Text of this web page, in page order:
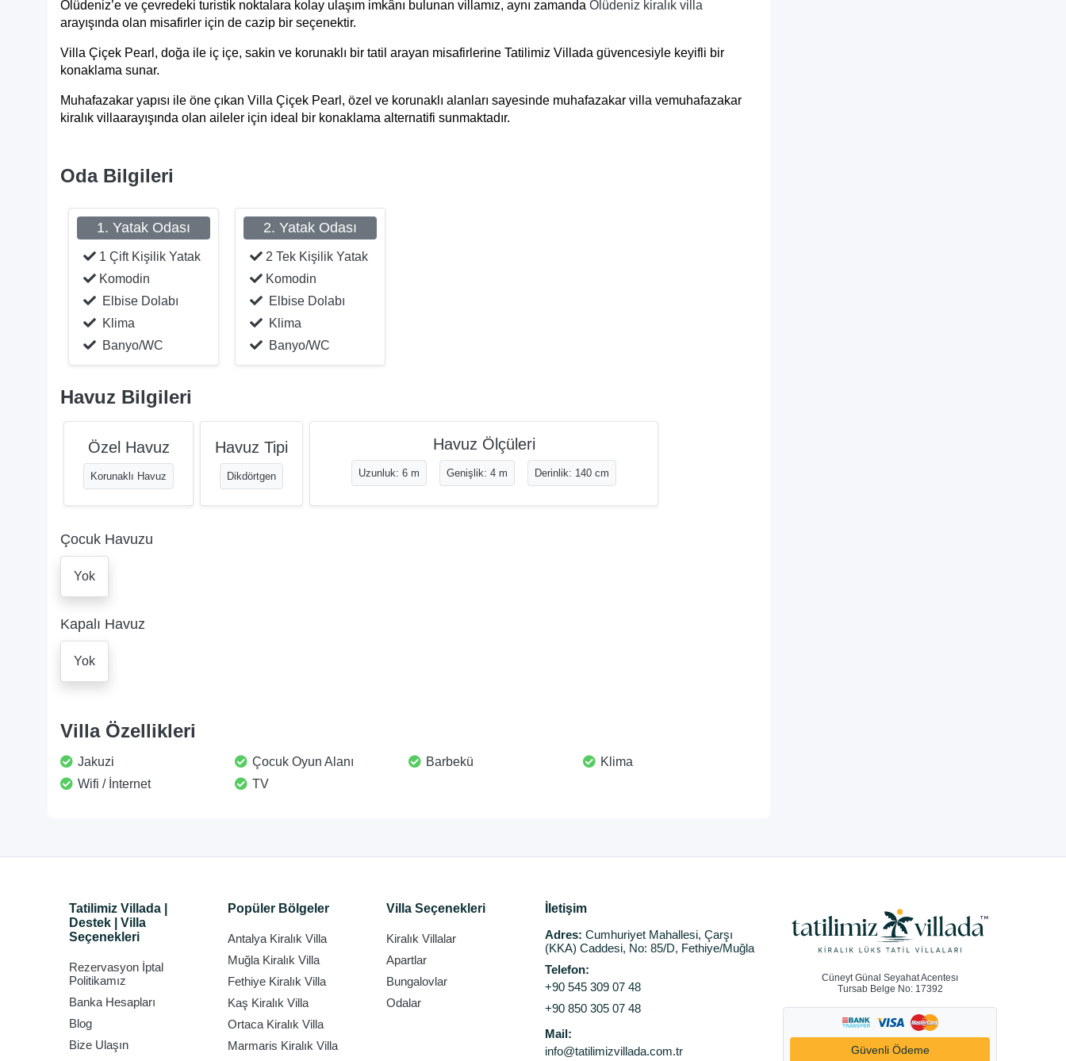
Ölüdeniz’e ve çevredeki turistik noktalara kolay ulaşım imkânı bulunan villamız, aynı zamanda Ölüdeniz kiralık villa
arayışında olan misafirler için de cazip bir seçenektir.
Villa Çiçek Pearl, doğa ile iç içe, sakin ve korunaklı bir tatil arayan misafirlerine Tatilimiz Villada güvencesiyle keyifli bir
konaklama sunar.
Muhafazakar yapısı ile öne çıkan Villa Çiçek Pearl, özel ve korunaklı alanları sayesinde muhafazakar villa vemuhafazakar
kiralık villaarayışında olan aileler için ideal bir konaklama alternatifi sunmaktadır.
Oda Bilgileri
1. Yatak Odası
1 Çift Kişilik Yatak
Komodin
Elbise Dolabı
Klima
Banyo/WC
2. Yatak Odası
2 Tek Kişilik Yatak
Komodin
Elbise Dolabı
Klima
Banyo/WC
Havuz Bilgileri
Özel Havuz
Korunaklı Havuz
Havuz Tipi
Dikdörtgen
Havuz Ölçüleri
Uzunluk: 6 m Genişlik: 4 m Derinlik: 140 cm
Çocuk Havuzu
Yok
Kapalı Havuz
Yok
Villa Özellikleri
Jakuzi Çocuk Oyun Alanı Barbekü
Klima
Wifi / İnternet
TV
Tatilimiz Villada |
Destek | Villa
Seçenekleri
Rezervasyon İptal
Politikamız
Banka Hesapları
Blog
Bize Ulaşın
Popüler Bölgeler
Antalya Kiralık Villa
Muğla Kiralık Villa
Fethiye Kiralık Villa
Kaş Kiralık Villa
Ortaca Kiralık Villa
Marmaris Kiralık Villa
Villa Seçenekleri
Kiralık Villalar
Apartlar
Bungalovlar
Odalar
İletişim
Adres: Cumhuriyet Mahallesi, Çarşı
(KKA) Caddesi, No: 85/D, Fethiye/Muğla
Telefon:
+90 545 309 07 48
+90 850 305 07 48
Mail:
info@tatilimizvillada.com.tr
Cüneyt Günal Seyahat Acentesı
Tursab Belge No: 17392
Güvenli Ödeme